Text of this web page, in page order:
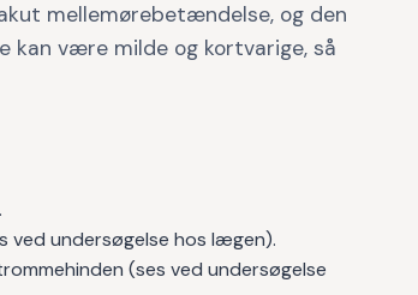
mellemørebetændelse, og den
kan være milde og kortvarige, så
ved undersøgelse hos lægen).
(ses ved undersøgelse